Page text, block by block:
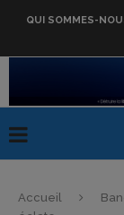
QUI SOMMES-
Accueil